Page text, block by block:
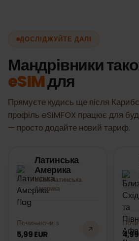
ДОСЛІДЖУЙТЕ ДАЛІ
Мандрівники
eSIMдля
Прямуєте кудись ще після
профіль eSIMFOX працює для
— просто додайте новий тариф.
Латинська
Америка
eSIM Латинська
Америка
Починаючи з
5,99 EUR 4,99